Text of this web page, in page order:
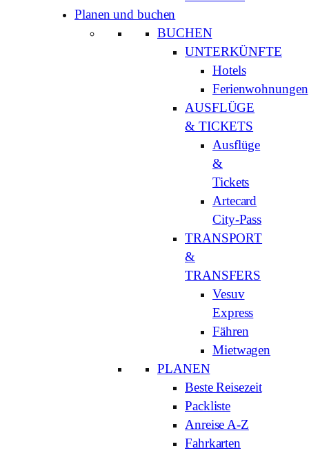
Planen und buchen
BUCHEN
UNTERKÜNFTE
Hotels
Ferienwohnungen
AUSFLÜGE
& TICKETS
Ausflüge
&
Tickets
Artecard
City-Pass
TRANSPORT
&
TRANSFERS
Vesuv
Express
Fähren
Mietwagen
PLANEN
Beste Reisezeit
Packliste
Anreise A-Z
Fahrkarten